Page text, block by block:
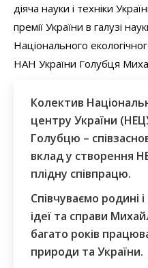
діяча науки і техніки
премії України в галузі
Національного
НАН України Голубця
Колектив
центру України
Голубцю –
вклад у створення
плідну співпрацю.
Співчуваємо родині
ідеї та справи
багато років
природи та України.